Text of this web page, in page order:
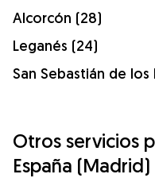
Alcorcón (28)
Leganés (24)
San Sebastián de los
Otros servicios
España (Madrid)